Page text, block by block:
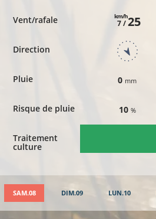
Vent/rafale
Direction
Pluie
Risque de pluie
Traitement
culture
7 /
km/h25
0 mm
10 %
SAM.08 DIM.09 LUN.10